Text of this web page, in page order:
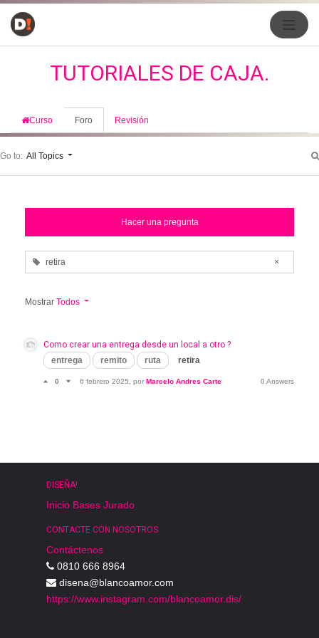
TUTORIALES DE CAJA.
Curso Foro Revisión
Go to: All Topics
retira ×
Hacer una pregunta
Mostrar Todos
Como crear una entrega desde un local a otro ?
entrega
remito ruta retira
0 6 febrero 2025 , por Marcelo Andres Carte 0 Answers
DISEÑA!
Inicio Bases Jurado
CONTACTE CON NOSOTROS
Contáctenos
0810 666 8964
disena@blancoamor.com
https://www.instagram.com/blancoamor.dis/